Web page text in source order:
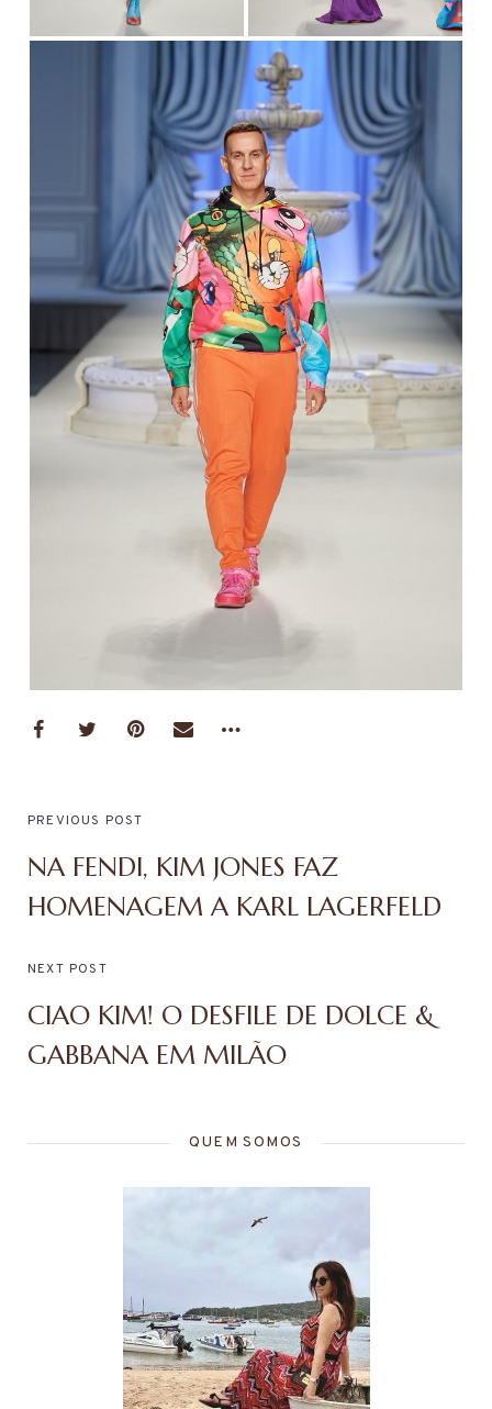
PREVIOUS POST
NA FENDI, KIM JONES FAZ
HOMENAGEM A KARL LAGERFELD
NEXT POST
CIAO KIM! O DESFILE DE DOLCE &
GABBANA EM MILÃO
QUEM SOMOS